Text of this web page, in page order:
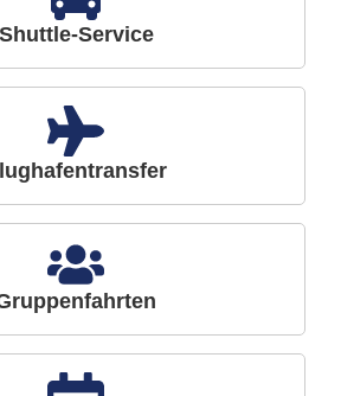
Shuttle-Service